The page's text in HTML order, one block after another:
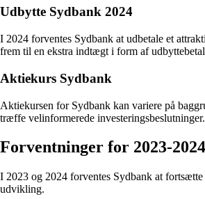
Udbytte Sydbank 2024
I 2024 forventes Sydbank at udbetale et
frem til en ekstra indtægt i form af
Aktiekurs Sydbank
Aktiekursen for Sydbank kan variere på
træffe velinformerede investeringsbeslutninger.
Forventninger for 2023-2024
I 2023 og 2024 forventes Sydbank at
udvikling.